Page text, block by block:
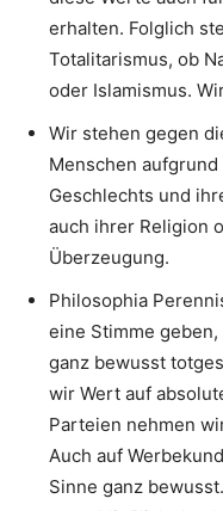
erhalten. Folglich
Totalitarismus, ob
oder Islamismus.
Wir stehen gegen
Menschen
Geschlechts und
auch ihrer Religion
Überzeugung.
Philosophia
eine Stimme
ganz bewusst
wir Wert auf
Parteien nehmen
Auch auf
Sinne ganz